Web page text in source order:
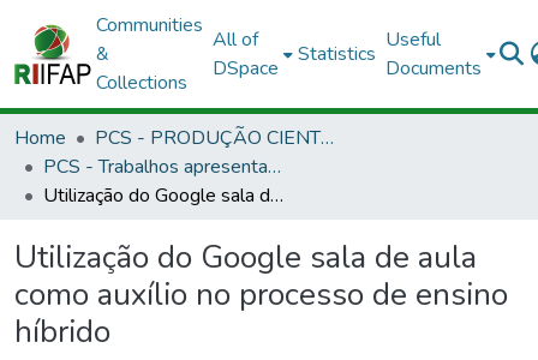
Communities
&
Collections
All of
DSpace
Statistics
Useful
Documents
Home
PCS - PRODUÇÃO CIENTÍFICA DOS SERVIDORES
PCS - Trabalhos apresentados em eventos
Utilização do Google sala de aula como auxílio no processo de ensino híbrido
Utilização do Google sala de aula
como auxílio no processo de ensino
híbrido